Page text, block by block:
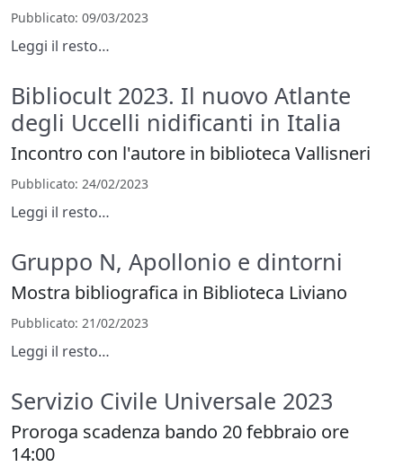
Pubblicato: 09/03/2023
Leggi il resto…
Bibliocult 2023. Il nuovo Atlante
degli Uccelli nidificanti in Italia
Incontro con l'autore in biblioteca Vallisneri
Pubblicato: 24/02/2023
Leggi il resto…
Gruppo N, Apollonio e dintorni
Mostra bibliografica in Biblioteca Liviano
Pubblicato: 21/02/2023
Leggi il resto…
Servizio Civile Universale 2023
Proroga scadenza bando 20 febbraio ore
14:00